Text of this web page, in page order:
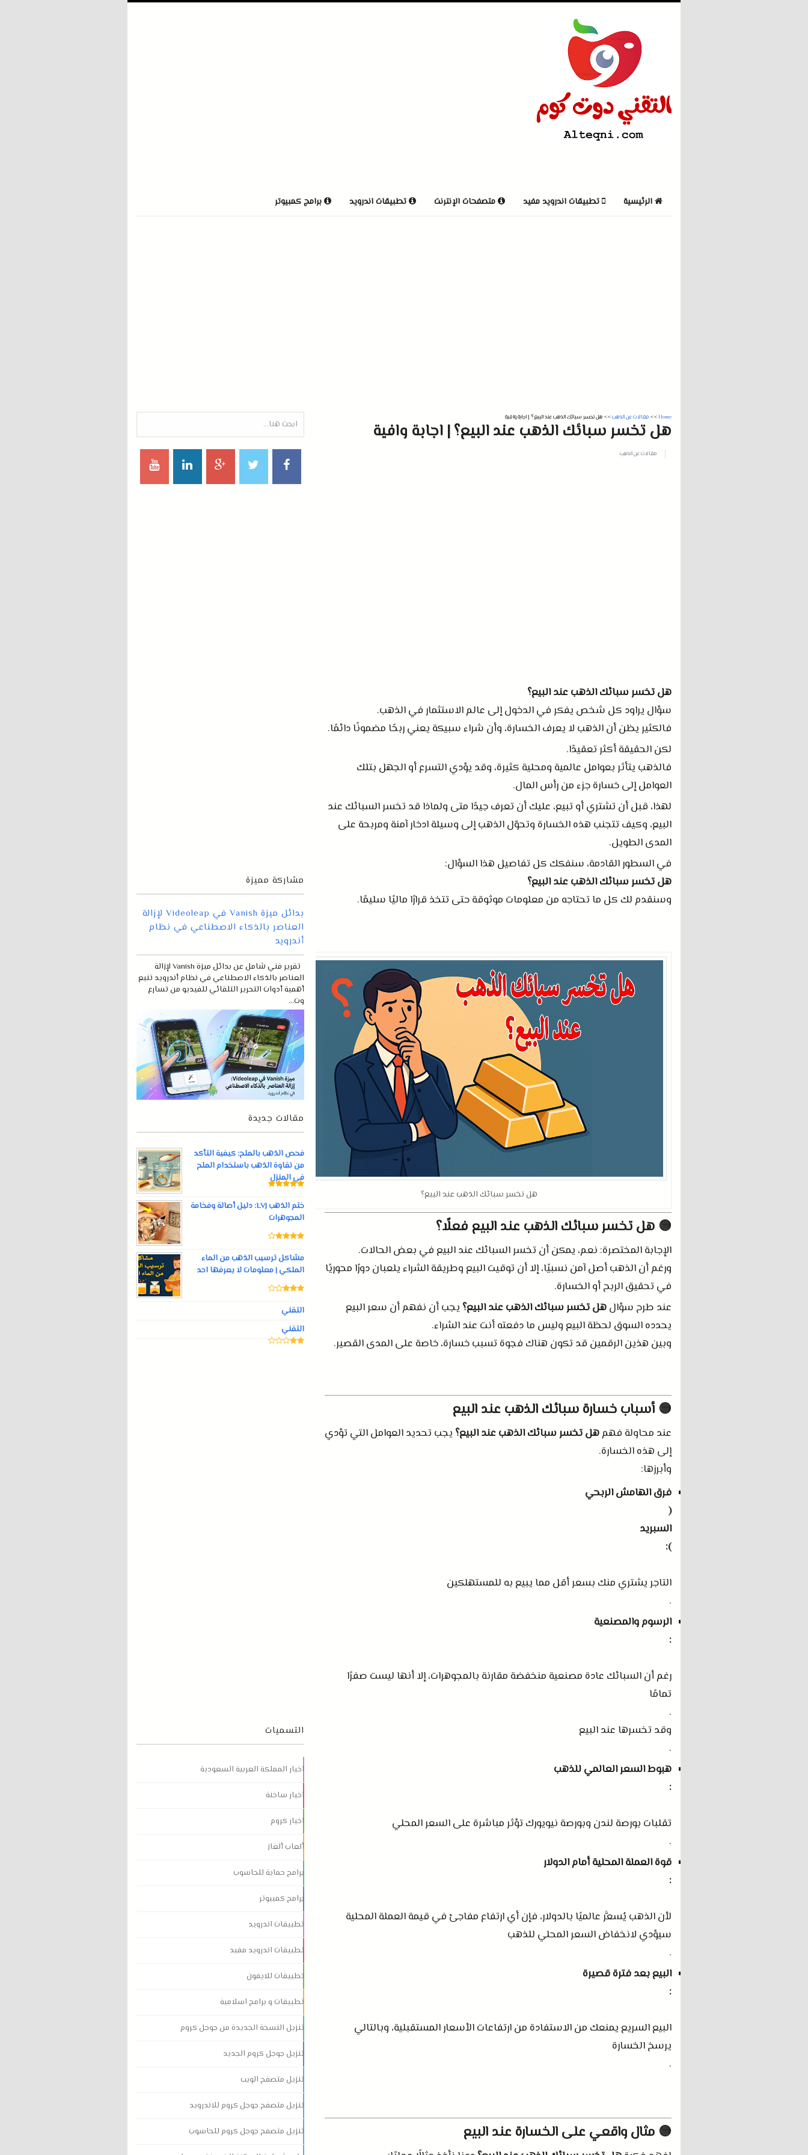
الرئيسية تطبيقات اندرويد مفيد متصفحات الإنترنت تطبيقات اندرويد برامج كمبيوتر
Home
>> مقالات عن الذهب>> هل تخسر سبائك الذهب عند البيع؟ | اجابة وافية
هل تخسر سبائك الذهب عند البيع؟ | اجابة وافية
مقالات عن الذهب
هل تخسر سبائك الذهب عند البيع؟
سؤال يراود كل شخص يفكر في الدخول إلى عالم الاستثمار في الذهب.
فالكثير يظن أن الذهب لا يعرف الخسارة، وأن شراء سبيكة يعني ربحًا مضمونًا دائمًا.
لكن الحقيقة أكثر تعقيدًا.
فالذهب يتأثر بعوامل عالمية ومحلية كثيرة، وقد يؤدي التسرع أو الجهل بتلك
العوامل إلى خسارة جزء من رأس المال.
لهذا، قبل أن تشتري أو تبيع، عليك أن تعرف جيدًا متى ولماذا قد تخسر السبائك عند
البيع، وكيف تتجنب هذه الخسارة وتحوّل الذهب إلى وسيلة ادخار آمنة ومربحة على
المدى الطويل.
في السطور القادمة، سنفكك كل تفاصيل هذا السؤال:
هل تخسر سبائك الذهب عند البيع؟
وسنقدم لك كل ما تحتاجه من معلومات موثوقة حتى تتخذ قرارًا ماليًا سليمًا.
هل تخسر سبائك الذهب عند البيع؟
🟡 هل تخسر سبائك الذهب عند البيع فعلًا؟
الإجابة المختصرة: نعم، يمكن أن تخسر السبائك عند البيع في بعض الحالات.
ورغم أن الذهب أصل آمن نسبيًا، إلا أن توقيت البيع وطريقة الشراء يلعبان دورًا محوريًا
في تحقيق الربح أو الخسارة.
عند طرح سؤالهل تخسر سبائك الذهب عند البيع؟ يجب أن نفهم أن سعر البيع
يحدده السوق لحظة البيع وليس ما دفعته أنت عند الشراء.
وبين هذين الرقمين قد تكون هناك فجوة تسبب خسارة، خاصة على المدى القصير.
🟡 أسباب خسارة سبائك الذهب عند البيع
عند محاولة فهمهل تخسر سبائك الذهب عند البيع؟ يجب تحديد العوامل التي تؤدي
إلى هذه الخسارة.
وأبرزها:
فرق الهامش الربحي
(
السبريد
):
التاجر يشتري منك بسعر أقل مما يبيع به للمستهلكين
.
الرسوم والمصنعية
:
رغم أن السبائك عادة مصنعية منخفضة مقارنة بالمجوهرات، إلا أنها ليست صفرًا
تمامًا
.
وقد تخسرها عند البيع
.
هبوط السعر العالمي للذهب
:
تقلبات بورصة لندن وبورصة نيويورك تؤثر مباشرة على السعر المحلي
.
قوة العملة المحلية أمام الدولار
:
لأن الذهب يُسعَّر عالميًا بالدولار، فإن أي ارتفاع مفاجئ في قيمة العملة المحلية
سيؤدي لانخفاض السعر المحلي للذهب
.
البيع بعد فترة قصيرة
:
البيع السريع يمنعك من الاستفادة من ارتفاعات الأسعار المستقبلية، وبالتالي
يرسخ الخسارة
.
🟡 مثال واقعي على الخسارة عند البيع
مشاركة مميزة
بدائل ميزة Vanish في Videoleap لإزالة
العناصر بالذكاء الاصطناعي في نظام
أندرويد
تقرير فني شامل عن بدائل ميزة Vanish لإزالة
العناصر بالذكاء الاصطناعي في نظام أندرويد تنبع
أهمية أدوات التحرير التلقائي للفيديو من تسارع
وت...
مقالات جديدة
فحص الذهب بالملح: كيفية التأكد
من نقاوة الذهب باستخدام الملح
في المنزل
ختم الذهب LVJ: دليل أصالة وفخامة
المجوهرات
مشاكل ترسيب الذهب من الماء
الملكي | معلومات لا يعرفها احد
التقني
التقني
التسميات
اخبار المملكة العربية السعودية
اخبار ساخنة
اخبار كروم
ألعاب ألغاز
برامج حماية للحاسوب
برامج كمبيوتر
تطبيقات اندرويد
تطبيقات اندرويد مفيد
تطبيقات للايفون
تطبيقات و برامج اسلامية
تنزيل النسخة الجديدة من جوجل كروم
تنزيل جوجل كروم الجديد
تنزيل متصفح الويب
تنزيل متصفح جوجل كروم للاندرويد
تنزيل متصفح جوجل كروم للحاسوب